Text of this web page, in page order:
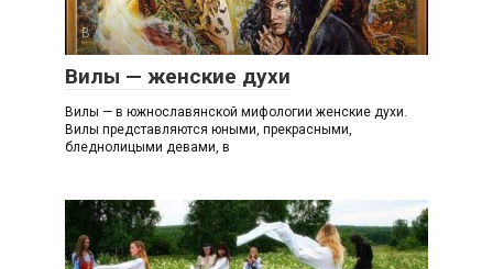
В
Вилы — женские духи
Вилы — в южнославянской мифологии женские духи.
Вилы представляются юными, прекрасными,
бледнолицыми девами, в